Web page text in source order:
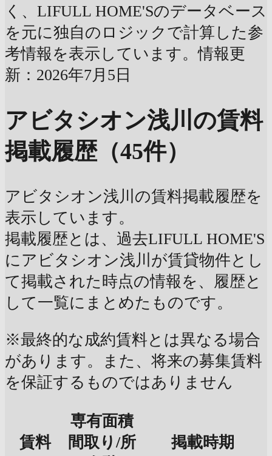
く、LIFULL HOME'Sのデータベース
を元に独自のロジックで計算した参
考情報を表示しています。情報更
新：2026年7月5日
アビタシオン浅川の賃料
掲載履歴（45件）
アビタシオン浅川の賃料掲載履歴を
表示しています。
掲載履歴とは、過去LIFULL HOME'S
にアビタシオン浅川が賃貸物件とし
て掲載された時点の情報を、履歴と
して一覧にまとめたものです。
※最終的な成約賃料とは異なる場合
があります。また、将来の募集賃料
を保証するものではありません
賃料
専有面積
間取り/所
掲載時期